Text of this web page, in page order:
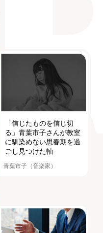
「信じたものを信じ切
る」青葉市子さんが教室
に馴染めない思春期を過
ごし見つけた軸
青葉市子（音楽家）